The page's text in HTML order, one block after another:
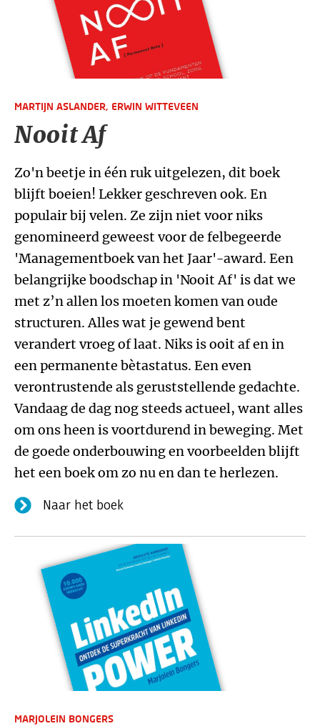
MARTIJN ASLANDER, ERWIN WITTEVEEN
Nooit Af
Zo'n beetje in één ruk uitgelezen, dit boek
blijft boeien! Lekker geschreven ook. En
populair bij velen. Ze zijn niet voor niks
genomineerd geweest voor de felbegeerde
'Managementboek van het Jaar'-award. Een
belangrijke boodschap in 'Nooit Af' is dat we
met z’n allen los moeten komen van oude
structuren. Alles wat je gewend bent
verandert vroeg of laat. Niks is ooit af en in
een permanente bètastatus. Een even
verontrustende als geruststellende gedachte.
Vandaag de dag nog steeds actueel, want alles
om ons heen is voortdurend in beweging. Met
de goede onderbouwing en voorbeelden blijft
het een boek om zo nu en dan te herlezen.
Naar het boek
MARJOLEIN BONGERS